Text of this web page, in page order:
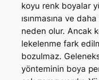
koyu renk boyalar
ısınmasına ve
neden olur. Ancak
lekelenme fark
bozulmaz.
yönteminin boya